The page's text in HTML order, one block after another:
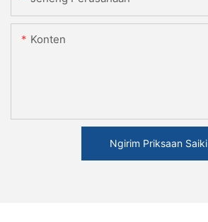
Konten
Ngirim Priksaan Saiki